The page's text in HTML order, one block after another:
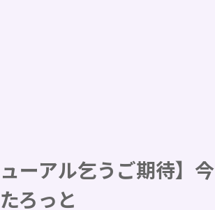
ーアル乞うご期待】今
ろっと